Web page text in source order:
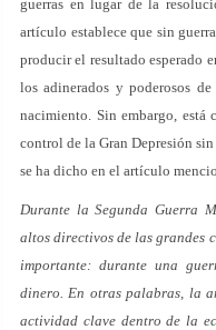
guerras en lugar de la
artículo establece que sin
producir el resultado esperado
los adinerados y poderosos
nacimiento. Sin embargo, está
control de la Gran Depresión
se ha dicho en el artículo
Durante la Segunda Guerra
altos directivos de las grandes
importante: durante una
dinero. En otras palabras, la
actividad clave dentro de la